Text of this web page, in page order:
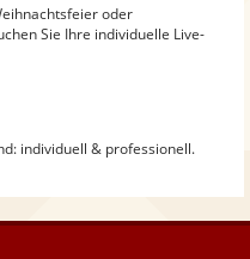
oder
Sie Ihre individuelle Live-
individuell & professionell.